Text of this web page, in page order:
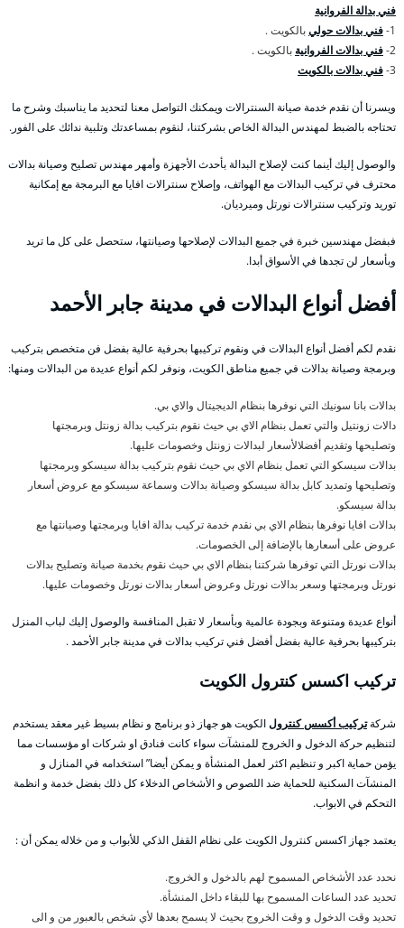
فني بدالة الفروانية
1- فني بدالات حوليبالكويت .
2- فني بدالات الفروانية بالكويت .
3- فني بدالات بالكويت
ويسرنا أن نقدم خدمة صيانة السنترالات ويمكنك التواصل معنا لتحديد ما يناسبك وشرح ما
تحتاجه بالضبط لمهندس البدالة الخاص بشركتنا، لنقوم بمساعدتك وتلبية ندائك على الفور.
والوصول إليك أينما كنت لإصلاح البدالة بأحدث الأجهزة وأمهر مهندس تصليح وصيانة بدالات
محترف في تركيب البدالات مع الهواتف، وإصلاح سنترالات افايا مع البرمجة مع إمكانية
توريد وتركيب سنترالات نورتل وميرديان.
فبفضل مهندسين خبرة في جميع البدالات لإصلاحها وصيانتها، ستحصل على كل ما تريد
وبأسعار لن تجدها في الأسواق أبدا.
أفضل أنواع البدالات في مدينة جابر الأحمد
نقدم لكم أفضل أنواع البدالات في ونقوم تركيبها بحرفية عالية بفضل فن متخصص بتركيب
وبرمجة وصيانة بدالات في جميع مناطق الكويت، ونوفر لكم أنواع عديدة من البدالات ومنها:
بدالات بانا سونيك التي نوفرها بنظام الديجيتال والاي بي.
دالات زونتيل والتي تعمل بنظام الاي بي حيث نقوم بتركيب بدالة زونتل وبرمجتها
وتصليحها وتقديم أفضلالأسعار لبدالات زونتل وخصومات عليها.
بدالات سيسكو التي تعمل بنظام الاي بي حيث نقوم بتركيب بدالة سيسكو وبرمجتها
وتصليحها وتمديد كابل بدالة سيسكو وصيانة بدالات وسماعة سيسكو مع عروض أسعار
بدالة سيسكو.
بدالات افايا نوفرها بنظام الاي بي نقدم خدمة تركيب بدالة افايا وبرمجتها وصيانتها مع
عروض على أسعارها بالإضافة إلى الخصومات.
بدالات نورتل التي توفرها شركتنا بنظام الاي بي حيث نقوم بخدمة صيانة وتصليح بدالات
نورتل وبرمجتها وسعر بدالات نورتل وعروض أسعار بدالات نورتل وخصومات عليها.
أنواع عديدة ومتنوعة وبجودة عالمية وبأسعار لا تقبل المنافسة والوصول إليك لباب المنزل
بتركيبها بحرفية عالية بفضل أفضل فني تركيب بدالات في مدينة جابر الأحمد .
تركيب اكسس كنترول الكويت
شركةتركيب أكسس كنترولالكويت هو جهاز ذو برنامج و نظام بسيط غير معقد يستخدم
لتنظيم حركة الدخول و الخروج للمنشآت سواء كانت فنادق او شركات او مؤسسات مما
يؤمن حماية اكبر و تنظيم اكثر لعمل المنشأة و يمكن أيضا” استخدامه في المنازل و
المنشآت السكنية للحماية ضد اللصوص و الأشخاص الدخلاء كل ذلك بفضل خدمة و انظمة
التحكم في الابواب.
يعتمد جهاز اكسس كنترول الكويت على نظام القفل الذكي للأبواب و من خلاله يمكن أن :
نحدد عدد الأشخاص المسموح لهم بالدخول و الخروج.
تحديد عدد الساعات المسموح بها للبقاء داخل المنشأة.
تحديد وقت الدخول و وقت الخروج بحيث لا يسمح بعدها لأي شخص بالعبور من و الى